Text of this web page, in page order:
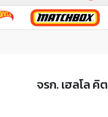
จรก. เฮลโล คิ